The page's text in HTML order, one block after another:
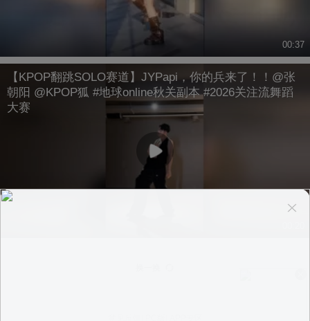
00:37
【KPOP翻跳SOLO赛道】JYPapi，你的兵来了！！@张
朝阳 @KPOP狐 #地球online秋关副本 #2026关注流舞蹈
大赛